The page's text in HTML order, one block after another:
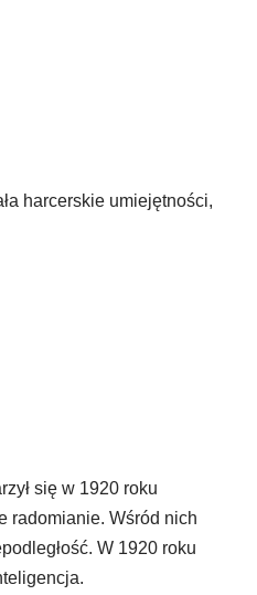
harcerskie umiejętności,
się w 1920 roku
radomianie. Wśród nich
W 1920 roku